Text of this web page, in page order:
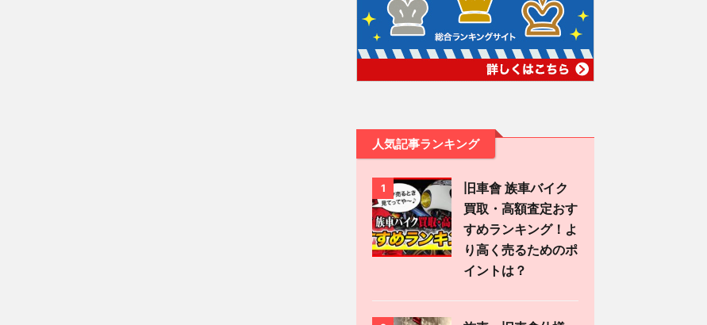
人気記事ランキング
1
旧車會 族車バイク
買取・高額査定おす
すめランキング！よ
り高く売るためのポ
イントは？